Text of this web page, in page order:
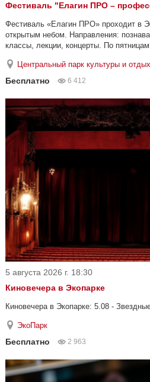
Фестиваль "Елагин ПРО –
Фестиваль «Елагин ПРО» проходит в
открытым небом. Направления:
классы, лекции, концерты. По
Центральный парк культуры и
Бесплатно 6 412
5 августа 2026 г. 18:30
Киновечера в Экопарке
Киновечера в Экопарке: 5.08 -
ЭкоПарк
Бесплатно 2 963